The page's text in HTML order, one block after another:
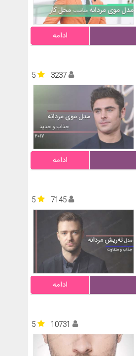
ادامه
5
3237
ادامه
5
7145
ادامه
5
10731